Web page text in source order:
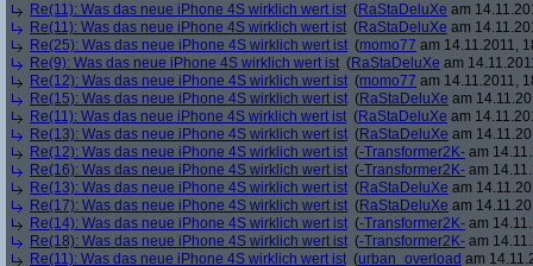
Re(11): Was das neue iPhone 4S wirklich wert ist (RaStaDeluXe am
Re(11): Was das neue iPhone 4S wirklich wert ist (RaStaDeluXe am
Re(25): Was das neue iPhone 4S wirklich wert ist (momo77 am 14.11.2011,
Re(9): Was das neue iPhone 4S wirklich wert ist (RaStaDeluXe am
Re(12): Was das neue iPhone 4S wirklich wert ist (momo77 am 14.11.2011,
Re(15): Was das neue iPhone 4S wirklich wert ist (RaStaDeluXe am
Re(11): Was das neue iPhone 4S wirklich wert ist (RaStaDeluXe am
Re(13): Was das neue iPhone 4S wirklich wert ist (RaStaDeluXe am
Re(12): Was das neue iPhone 4S wirklich wert ist (-Transformer2K- am
Re(16): Was das neue iPhone 4S wirklich wert ist (-Transformer2K- am
Re(13): Was das neue iPhone 4S wirklich wert ist (RaStaDeluXe am
Re(17): Was das neue iPhone 4S wirklich wert ist (RaStaDeluXe am
Re(14): Was das neue iPhone 4S wirklich wert ist (-Transformer2K- am
Re(18): Was das neue iPhone 4S wirklich wert ist (-Transformer2K- am
Re(11): Was das neue iPhone 4S wirklich wert ist (urban_overload am